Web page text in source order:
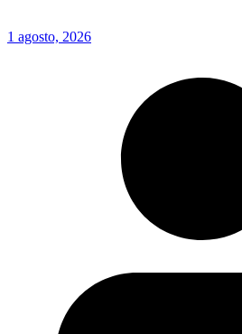
1 agosto, 2026